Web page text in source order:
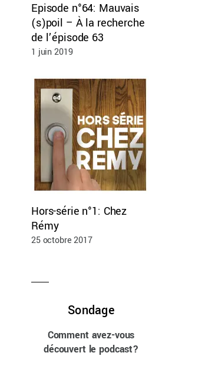
Episode n°64: Mauvais
(s)poil – À la recherche
de l’épisode 63
1 juin 2019
Hors-série n°1: Chez
Rémy
25 octobre 2017
Sondage
Comment avez-vous
découvert le podcast?